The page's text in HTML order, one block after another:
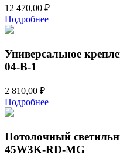
12 470,00 ₽
Подробнее
Универсальное
04-B-1
2 810,00 ₽
Подробнее
Потолочный
45W3K-RD-MG